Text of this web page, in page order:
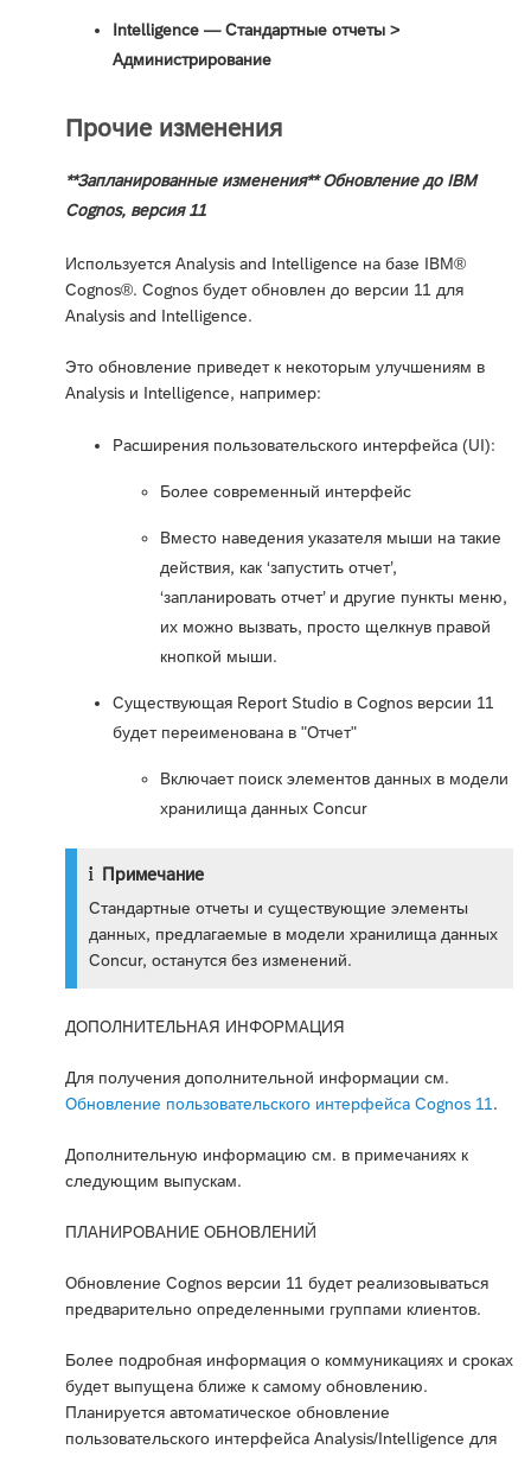
Intelligence — Стандартные отчеты >
Администрирование
Прочие изменения
**Запланированные изменения** Обновление до IBM
Cognos, версия 11
Используется Analysis and Intelligence на базе IBM®
Cognos®. Cognos будет обновлен до версии 11 для
Analysis and Intelligence.
Это обновление приведет к некоторым улучшениям в
Analysis и Intelligence, например:
Расширения пользовательского интерфейса (UI):
Более современный интерфейс
Вместо наведения указателя мыши на такие
действия, как ‘запустить отчет’,
‘запланировать отчет’ и другие пункты меню,
их можно вызвать, просто щелкнув правой
кнопкой мыши.
Существующая Report Studio в Cognos версии 11
будет переименована в "Отчет"
Включает поиск элементов данных в модели
хранилища данных Concur
Примечание
Стандартные отчеты и существующие элементы
данных, предлагаемые в модели хранилища данных
Concur, останутся без изменений.
ДОПОЛНИТЕЛЬНАЯ ИНФОРМАЦИЯ
Для получения дополнительной информации см.
Обновление пользовательского интерфейса Cognos 11.
Дополнительную информацию см. в примечаниях к
следующим выпускам.
ПЛАНИРОВАНИЕ ОБНОВЛЕНИЙ
Обновление Cognos версии 11 будет реализовываться
предварительно определенными группами клиентов.
Более подробная информация о коммуникациях и сроках
будет выпущена ближе к самому обновлению.
Планируется автоматическое обновление
пользовательского интерфейса Analysis/Intelligence для